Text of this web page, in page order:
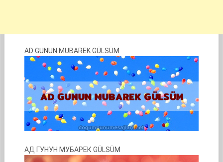
AD GUNUN MUBAREK GÜLSÜM
АД ГУНУН МУБАРЕК GÜLSÜM